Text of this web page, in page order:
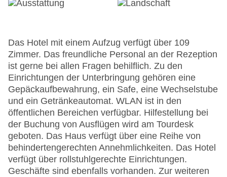
Das Hotel mit einem Aufzug verfügt über 109
Zimmer. Das freundliche Personal an der Rezeption
ist gerne bei allen Fragen behilflich. Zu den
Einrichtungen der Unterbringung gehören eine
Gepäckaufbewahrung, ein Safe, eine Wechselstube
und ein Getränkeautomat. WLAN ist in den
öffentlichen Bereichen verfügbar. Hilfestellung bei
der Buchung von Ausflügen wird am Tourdesk
geboten. Das Haus verfügt über eine Reihe von
behindertengerechten Annehmlichkeiten. Das Hotel
verfügt über rollstuhlgerechte Einrichtungen.
Geschäfte sind ebenfalls vorhanden. Zur weiteren